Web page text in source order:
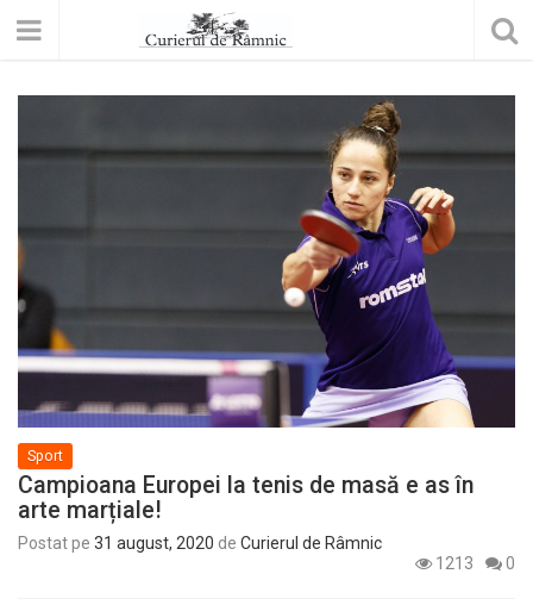
Sport
Campioana Europei la tenis de masă e as în
arte marțiale!
Postat pe 31 august, 2020 de Curierul de Râmnic
1213
0